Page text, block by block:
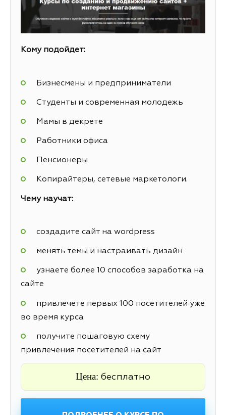
Кому подойдет:
Бизнесмены и предприниматели
Студенты и современная молодежь
Мамы в декрете
Работники офиса
Пенсионеры
Копирайтеры, сетевые маркетологи.
Чему научат:
создадите сайт на wordpress
менять темы и настраивать дизайн
узнаете более 10 способов заработка на
сайте
привлечете первых 100 посетителей уже
во время курса
получите пошаговую схему
привлечения посетителей на сайт
Цена: бесплатно